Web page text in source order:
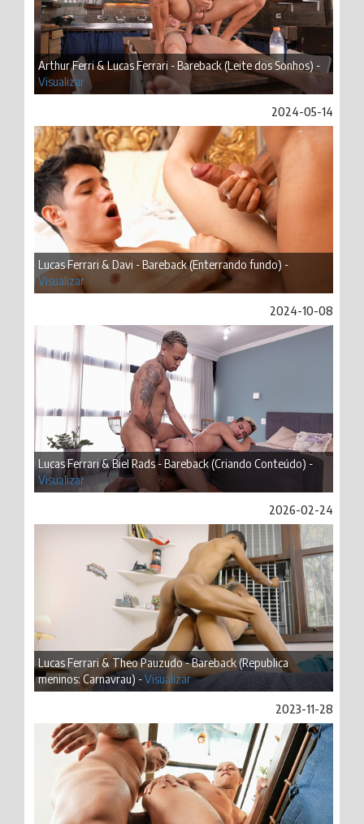
Arthur Ferri & Lucas Ferrari - Bareback (Leite dos Sonhos) -
Visualizar
2024-05-14
Lucas Ferrari & Davi - Bareback (Enterrando fundo) -
Visualizar
2024-10-08
Lucas Ferrari & Biel Rads - Bareback (Criando Conteúdo) -
Visualizar
2026-02-24
Lucas Ferrari & Theo Pauzudo - Bareback (Republica
meninos: Carnavrau) -Visualizar
2023-11-28